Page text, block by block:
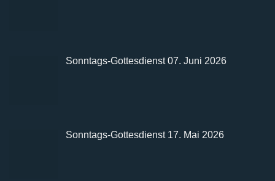
Sonntags-Gottesdienst 07. Juni 2026
Sonntags-Gottesdienst 17. Mai 2026